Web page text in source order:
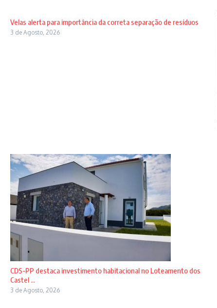
Velas alerta para importância da correta separação de resíduos
3 de Agosto, 2026
CDS-PP destaca investimento habitacional no Loteamento dos
Castel ...
3 de Agosto, 2026